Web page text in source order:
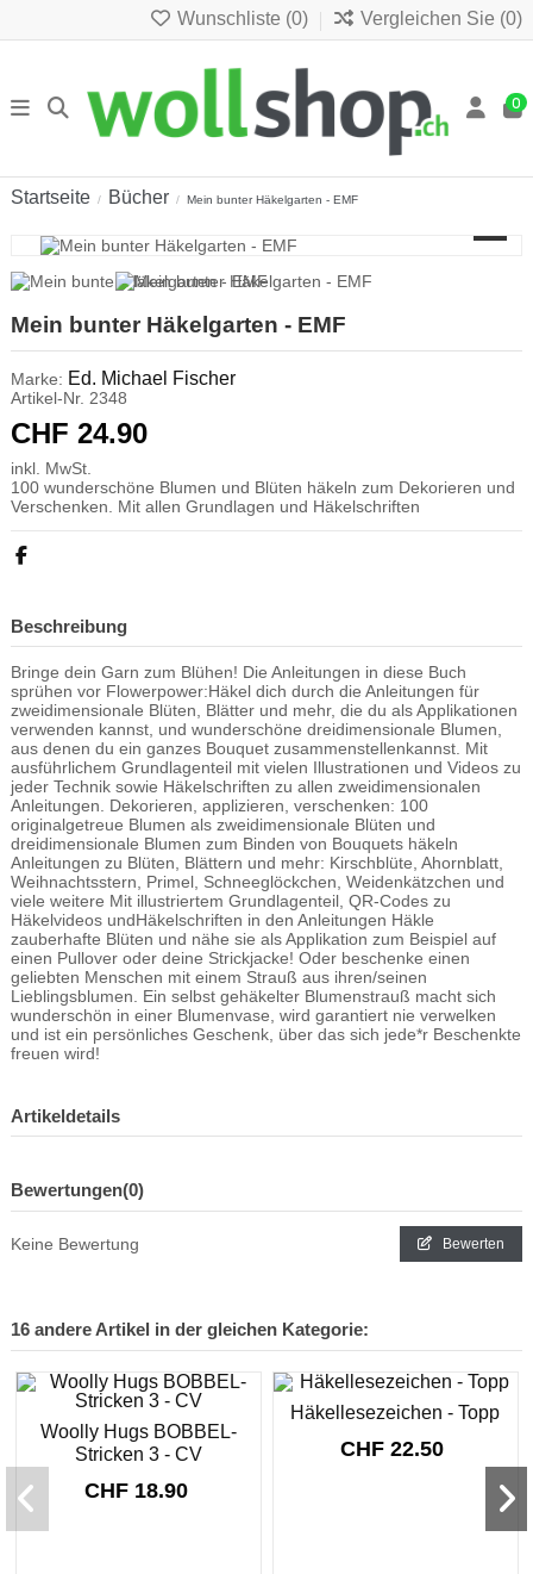
Wunschliste (0) Vergleichen Sie (0)
0
Startseite Bücher Mein bunter Häkelgarten - EMF
Mein bunter Häkelgarten - EMF
Marke: Ed. Michael Fischer
Artikel-Nr. 2348
CHF 24.90
inkl. MwSt.
100 wunderschöne Blumen und Blüten häkeln zum Dekorieren und
Verschenken. Mit allen Grundlagen und Häkelschriften
Beschreibung
Bringe dein Garn zum Blühen! Die Anleitungen in diese Buch
sprühen vor Flowerpower:Häkel dich durch die Anleitungen für
zweidimensionale Blüten, Blätter und mehr, die du als Applikationen
verwenden kannst, und wunderschöne dreidimensionale Blumen,
aus denen du ein ganzes Bouquet zusammenstellenkannst. Mit
ausführlichem Grundlagenteil mit vielen Illustrationen und Videos zu
jeder Technik sowie Häkelschriften zu allen zweidimensionalen
Anleitungen. Dekorieren, applizieren, verschenken: 100
originalgetreue Blumen als zweidimensionale Blüten und
dreidimensionale Blumen zum Binden von Bouquets häkeln
Anleitungen zu Blüten, Blättern und mehr: Kirschblüte, Ahornblatt,
Weihnachtsstern, Primel, Schneeglöckchen, Weidenkätzchen und
viele weitere Mit illustriertem Grundlagenteil, QR-Codes zu
Häkelvideos undHäkelschriften in den Anleitungen Häkle
zauberhafte Blüten und nähe sie als Applikation zum Beispiel auf
einen Pullover oder deine Strickjacke! Oder beschenke einen
geliebten Menschen mit einem Strauß aus ihren/seinen
Lieblingsblumen. Ein selbst gehäkelter Blumenstrauß macht sich
wunderschön in einer Blumenvase, wird garantiert nie verwelken
und ist ein persönliches Geschenk, über das sich jede*r Beschenkte
freuen wird!
Artikeldetails
Bewertungen(0)
Keine Bewertung Bewerten
16 andere Artikel in der gleichen Kategorie:
Woolly Hugs BOBBEL-
Stricken 3 - CV
CHF 18.90
Häkellesezeichen - Topp
CHF 22.50